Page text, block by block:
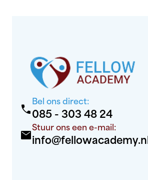
ook wel bekend als
omvat een combinatie
call Bel ons direct:
085 - 303 48 24
mailStuur ons een e-mail: